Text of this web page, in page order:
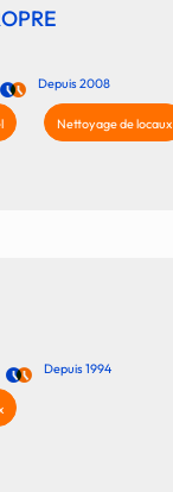
Depuis 2008
Nettoyage de locaux
Depuis 1994